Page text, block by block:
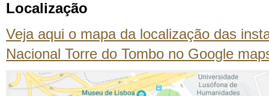
Localização
Veja aqui o mapa da localização das
Nacional Torre do Tombo no Google